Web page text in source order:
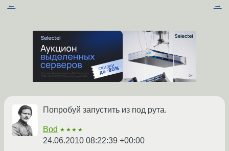
← →
Попробуй запустить из под рута.
Bod ★★★★
24.06.2010 08:22:39 +00:00